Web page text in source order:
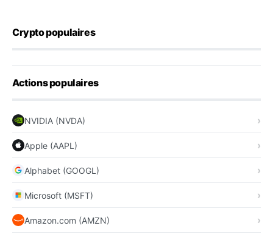
Crypto populaires
Actions populaires
NVIDIA (NVDA)
Apple (AAPL)
Alphabet (GOOGL)
Microsoft (MSFT)
Amazon.com (AMZN)